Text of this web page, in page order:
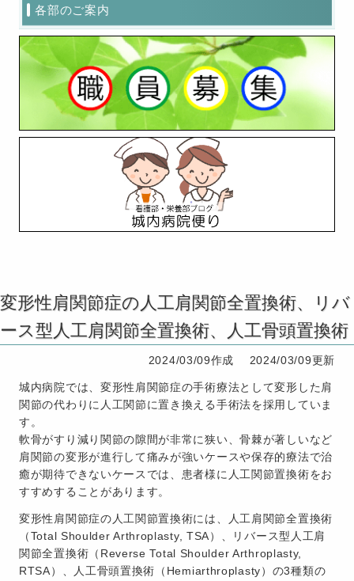
各部のご案内
変形性肩関節症の人工肩関節全置換術、リバ
ース型人工肩関節全置換術、人工骨頭置換術
2024/03/09作成 2024/03/09更新
城内病院では、変形性肩関節症の手術療法として変形した肩
関節の代わりに人工関節に置き換える手術法を採用していま
す。
軟骨がすり減り関節の隙間が非常に狭い、骨棘が著しいなど
肩関節の変形が進行して痛みが強いケースや保存的療法で治
癒が期待できないケースでは、患者様に人工関節置換術をお
すすめすることがあります。
変形性肩関節症の人工関節置換術には、人工肩関節全置換術
（Total Shoulder Arthroplasty, TSA）、リバース型人工肩
関節全置換術（Reverse Total Shoulder Arthroplasty,
RTSA）、人工骨頭置換術（Hemiarthroplasty）の3種類の